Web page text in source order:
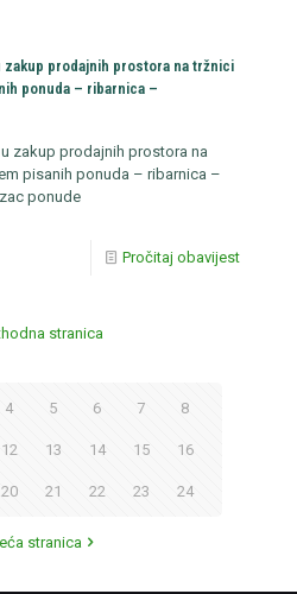
zakup prodajnih prostora na tržnici
ponuda – ribarnica –
zakup prodajnih prostora na
pisanih ponuda – ribarnica –
ponude
Pročitaj obavijest
stranica
4 5 6 7 8
12 13 14 15 16
20 21 22 23 24
stranica